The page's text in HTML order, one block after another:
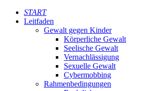
START
Leitfaden
Gewalt gegen Kinder
Körperliche Gewalt
Seelische Gewalt
Vernachlässigung
Sexuelle Gewalt
Cybermobbing
Rahmenbedingungen